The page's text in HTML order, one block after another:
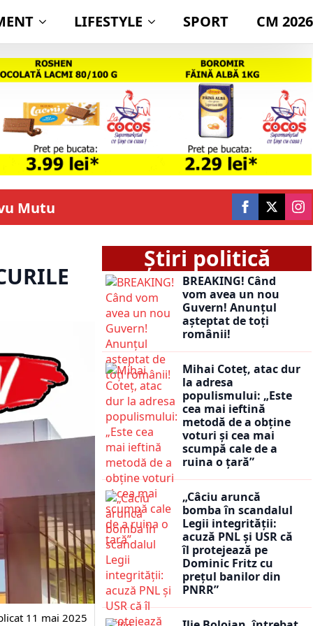
LIFESTYLE SPORT CM 2026
Mutu
11 mai 2025
Știri politică
BREAKING! Când
vom avea un nou
Guvern! Anunțul
așteptat de toți
românii!
Mihai Coteț, atac dur
la adresa
populismului: „Este
cea mai ieftină
metodă de a obține
voturi și cea mai
scumpă cale de a
ruina o țară”
„Câciu aruncă
bomba în scandalul
Legii integrității:
acuză PNL și USR că
îl protejează pe
Dominic Fritz cu
prețul banilor din
PNRR”